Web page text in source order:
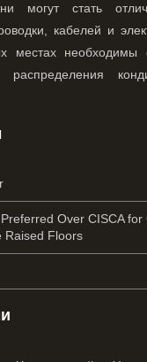
могут стать
кабелей и
местах
распределения
Over CISCA for
Raised Floors